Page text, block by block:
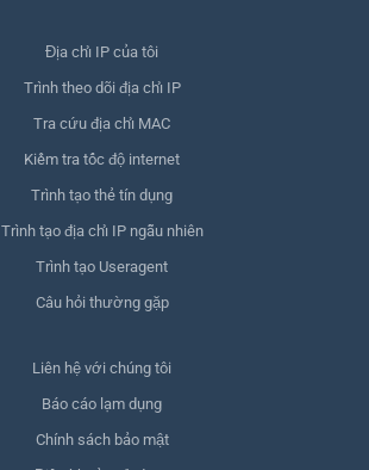
Địa chỉ IP của tôi
Trình theo dõi địa chỉ IP
Tra cứu địa chỉ MAC
Kiểm tra tốc độ internet
Trình tạo thẻ tín dụng
Trình tạo địa chỉ IP ngẫu nhiên
Trình tạo Useragent
Câu hỏi thường gặp
Liên hệ với chúng tôi
Báo cáo lạm dụng
Chính sách bảo mật